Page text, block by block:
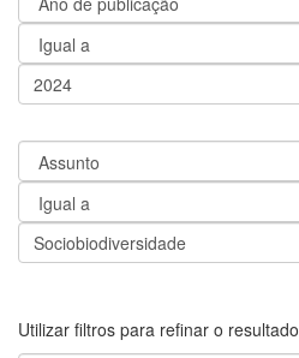
Utilizar filtros para refinar o